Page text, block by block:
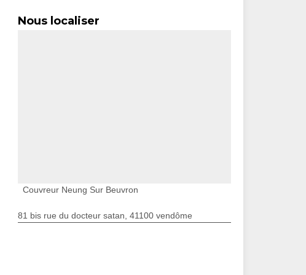
Nous localiser
Couvreur Neung Sur Beuvron
81 bis rue du docteur satan, 41100 vendôme